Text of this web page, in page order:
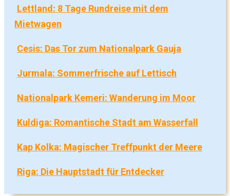
Lettland: 8 Tage Rundreise mit dem
Mietwagen
Cesis: Das Tor zum Nationalpark Gauja
Jurmala: Sommerfrische auf Lettisch
Nationalpark Kemeri: Wanderung im Moor
Kuldiga: Romantische Stadt am Wasserfall
Kap Kolka: Magischer Treffpunkt der Meere
Riga: Die Hauptstadt für Entdecker